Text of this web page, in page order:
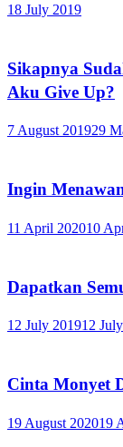
18 July 2019
Sikapnya
Aku Give Up?
7 August 201929
Ingin
11 April 202010
Dapatkan
12 July 201912
Cinta Monyet
19 August 202019